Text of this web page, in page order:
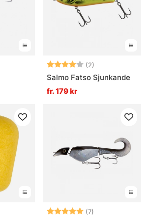
Betyg: (2)
Salmo Fatso Sjunkande
fr. 179 kr
utav 5 stjärnorBetyg: (7)